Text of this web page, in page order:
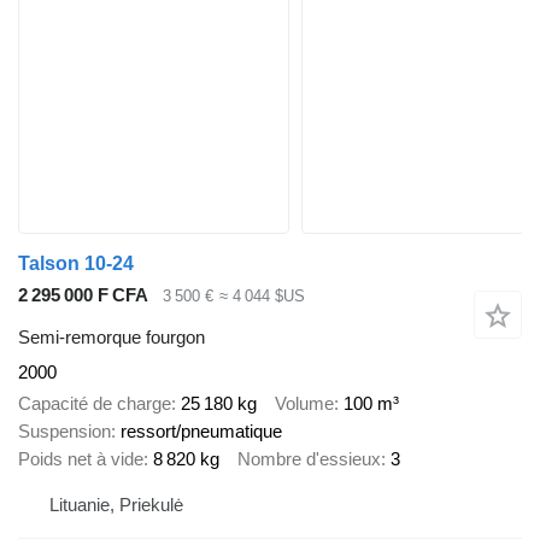
Talson 10-24
2 295 000 F CFA
3 500 € ≈ 4 044 $US
Semi-remorque fourgon
2000
Capacité de charge 25 180 kg Volume 100 m³
Suspension ressort/pneumatique
Poids net à vide 8 820 kg Nombre d'essieux 3
Lituanie, Priekulė